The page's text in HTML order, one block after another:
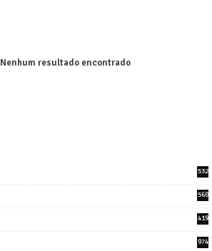
Nenhum resultado encontrado
532
560
419
974